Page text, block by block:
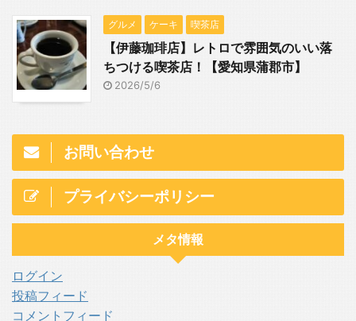
グルメ ケーキ 喫茶店
【伊藤珈琲店】レトロで雰囲気のいい落
ちつける喫茶店！【愛知県蒲郡市】
2026/5/6
お問い合わせ
プライバシーポリシー
メタ情報
ログイン
投稿フィード
コメントフィード